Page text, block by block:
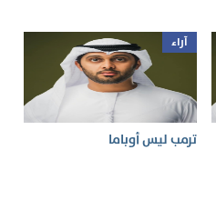
آراء
ترمب ليس أوباما